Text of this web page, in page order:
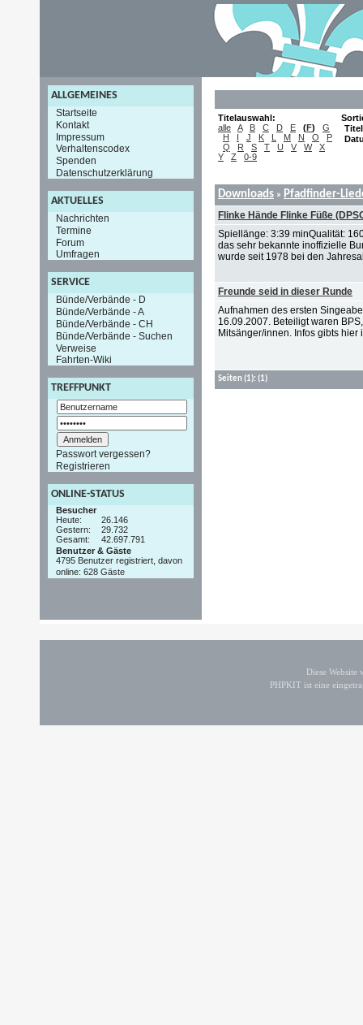
ALLGEMEINES
Startseite
Kontakt
Impressum
Verhaltenscodex
Spenden
Datenschutzerklärung
AKTUELLES
Nachrichten
Termine
Forum
Umfragen
SERVICE
Bünde/Verbände - D
Bünde/Verbände - A
Bünde/Verbände - CH
Bünde/Verbände - Suchen
Verweise
Fahrten-Wiki
TREFFPUNKT
Passwort vergessen?
Registrieren
ONLINE-STATUS
Besucher
Heute:
26.146
Gestern:
29.732
Gesamt:
42.697.791
Benutzer & Gäste
4795 Benutzer registriert, davon
online: 628 Gäste
Titelauswahl:
alle
A B C D E (F)
G
H
I J K L M N O
P
Q
R S T U V W
X
Y
Z 0-9
Titel
Downloads » Pfadfinder-
Flinke Hände Flinke Füße
Spiellänge: 3:39 minQualität:
das sehr bekannte inoffizielle
wurde seit 1978 bei den
Freunde seid in dieser Runde
Aufnahmen des ersten
16.09.2007. Beteiligt waren
Mitsänger/innen. Infos gibts
Seiten(1): (1)
Diese
PHPKIT ist eine